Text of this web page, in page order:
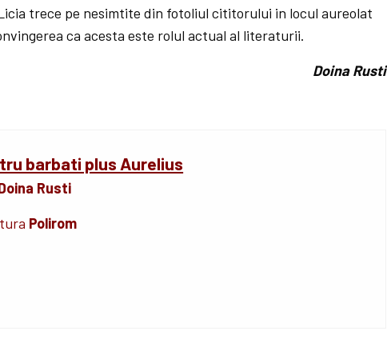
trece pe nesimtite din fotoliul cititorului in locul aureolat
ca acesta este rolul actual al literaturii.
Doina Rusti
barbati plus Aurelius
Rusti
Polirom